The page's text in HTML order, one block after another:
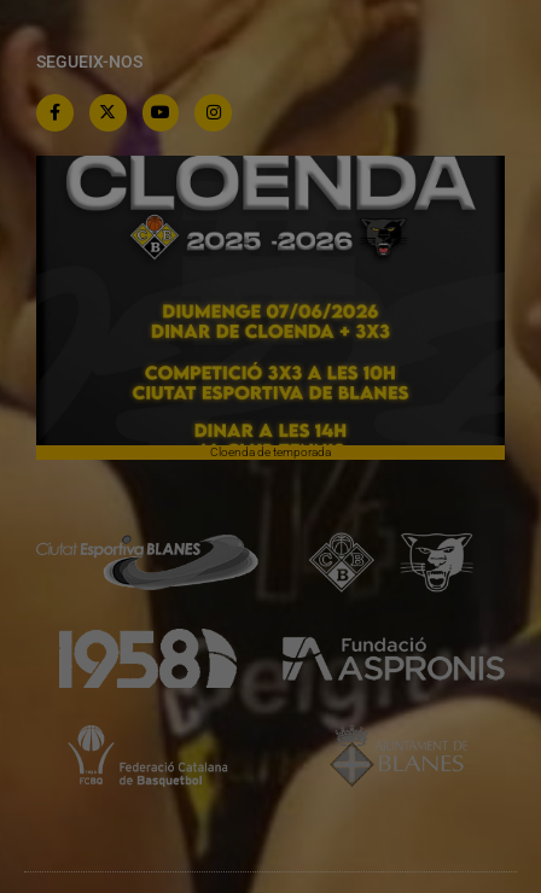
SEGUEIX-NOS
Cloenda de temporada